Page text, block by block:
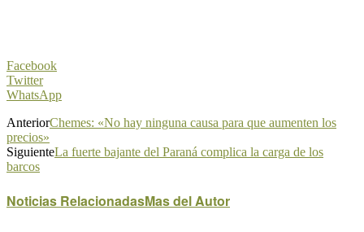
Facebook
Twitter
WhatsApp
AnteriorChemes: «No hay ninguna causa para que aumenten los
precios»
SiguienteLa fuerte bajante del Paraná complica la carga de los
barcos
Noticias RelacionadasMas del Autor